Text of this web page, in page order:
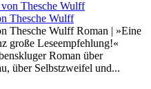
Thesche Wulff
Thesche Wulff Roman | »Eine
große Leseempfehlung!«
Roman über
über Selbstzweifel und...